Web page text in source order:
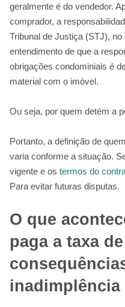
geralmente é do vendedor.
comprador, a
Tribunal de Justiça (STJ),
entendimento de que a
obrigações condominiais é
material com o imóvel.
Ou seja, por quem detém a
Portanto, a definição de
varia conforme a situação.
vigente e os termos do
Para evitar futuras disputas.
O que
paga a taxa
inadimplência